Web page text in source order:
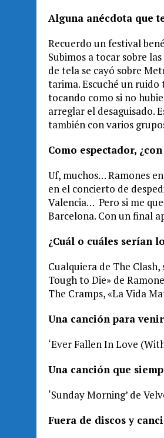
Alguna anécdota que
Recuerdo un festival
Subimos a tocar sobre
de tela se cayó sobre
tarima. Escuché un
tocando como si no
arreglar el desaguisado.
también con varios
Como espectador,
Uf, muchos… Ramones
en el concierto de
Valencia… Pero si me
Barcelona. Con un final
¿Cuál o cuáles serían
Cualquiera de The
Tough to Die» de
The Cramps, «La Vida
Una canción para
‘Ever Fallen In Love
Una canción que
‘Sunday Morning’ de
Fuera de discos y